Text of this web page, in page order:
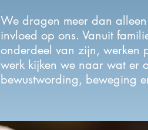
We dragen meer dan
invloed op ons. Vanuit
onderdeel van zijn, werken
werk kijken we naar wat er
bewustwording, beweging